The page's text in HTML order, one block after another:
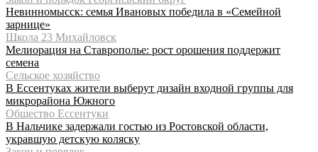
Невинномысск: семья Ивановых победила в «Семейной
зарнице»
Школа 23 Михайловск
Мелиорация на Ставрополье: рост орошения поддержит
семена
Сельское хозяйство
В Ессентуках жители выберут дизайн входной группы для
микрорайона Южного
Общество Ессентуки
В Нальчике задержали гостью из Ростовской области,
укравшую детскую коляску